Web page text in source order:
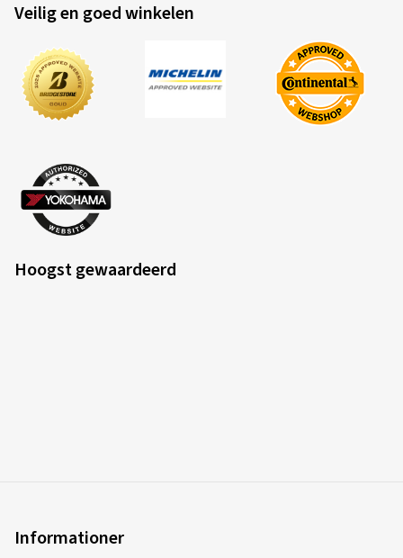
Veilig en goed winkelen
Hoogst gewaardeerd
Informationer